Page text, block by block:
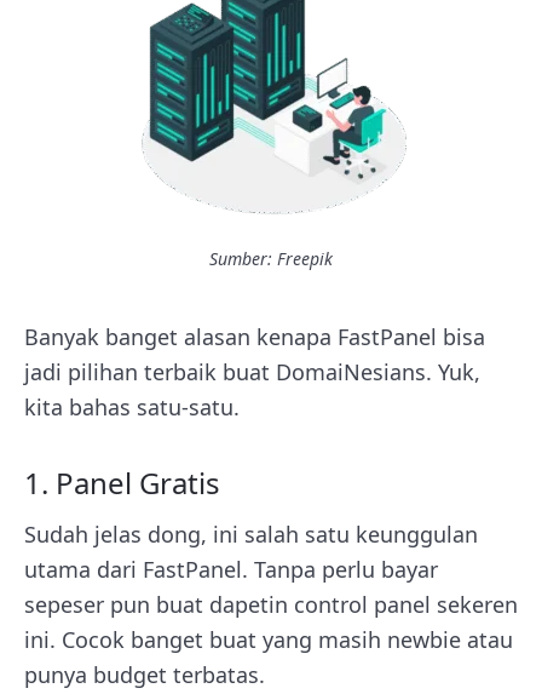
Sumber: Freepik
Banyak banget alasan kenapa FastPanel bisa
jadi pilihan terbaik buat DomaiNesians. Yuk,
kita bahas satu-satu.
1. Panel Gratis
Sudah jelas dong, ini salah satu keunggulan
utama dari FastPanel. Tanpa perlu bayar
sepeser pun buat dapetin control panel sekeren
ini. Cocok banget buat yang masih newbie atau
punya budget terbatas.